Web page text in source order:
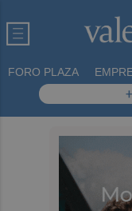
FORO PLAZA